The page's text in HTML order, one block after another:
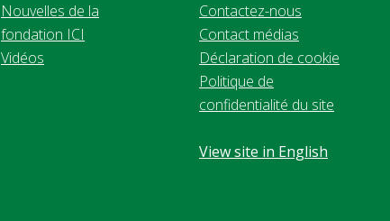
Nouvelles de la
fondation ICI
Vidéos
Contactez-nous
Contact médias
Déclaration de cookie
Politique de
confidentialité du site
View site in English